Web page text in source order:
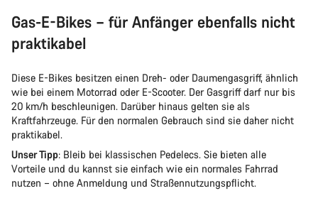
Gas-E-Bikes – für Anfänger ebenfalls nicht
praktikabel
Diese E-Bikes besitzen einen Dreh- oder Daumengasgriff, ähnlich
wie bei einem Motorrad oder E-Scooter. Der Gasgriff darf nur bis
20 km/h beschleunigen. Darüber hinaus gelten sie als
Kraftfahrzeuge. Für den normalen Gebrauch sind sie daher nicht
praktikabel.
Unser Tipp: Bleib bei klassischen Pedelecs. Sie bieten alle
Vorteile und du kannst sie einfach wie ein normales Fahrrad
nutzen – ohne Anmeldung und Straßennutzungspflicht.